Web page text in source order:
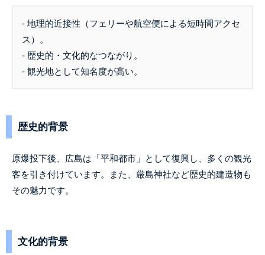
- 地理的近接性（フェリーや航空便による短時間アクセ
ス）。
- 歴史的・文化的なつながり。
- 観光地として知名度が高い。
歴史的背景
原爆投下後、広島は「平和都市」として復興し、多くの観光
客を引き付けています。また、厳島神社など歴史的建造物も
その魅力です。
文化的背景